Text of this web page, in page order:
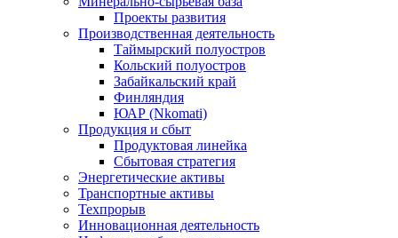
Проекты развития
Производственная деятельность
Таймырский полуостров
Кольский полуостров
Забайкальский край
Финляндия
ЮАР (Nkomati)
Продукция и сбыт
Продуктовая линейка
Сбытовая стратегия
Энергетические активы
Транспортные активы
Техпрорыв
Инновационная деятельность